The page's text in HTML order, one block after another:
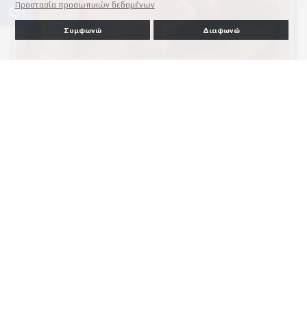
Προστασία προσωπικών δεδομένων
Συμφωνώ Διαφωνώ
accessible